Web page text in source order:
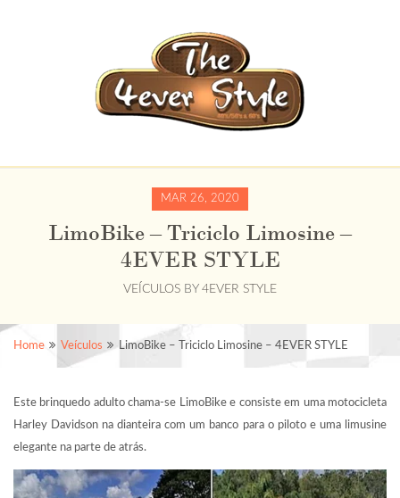
MAR 26, 2020
LimoBike – Triciclo Limosine –
4EVER STYLE
VEÍCULOS BY 4EVER STYLE
Home Veículos LimoBike – Triciclo Limosine – 4EVER STYLE
Este brinquedo adulto chama-se LimoBike e consiste em uma motocicleta
Harley Davidson na dianteira com um banco para o piloto e uma limusine
elegante na parte de atrás.